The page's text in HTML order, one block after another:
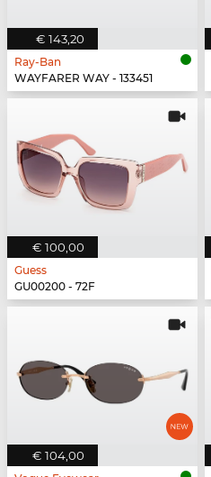
€ 143,20
Ray-Ban
WAYFARER WAY - 133451
€ 100,00
Guess
GU00200 - 72F
€ 104,00